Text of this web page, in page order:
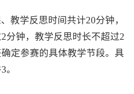
教学反思时间共计20分钟，
分钟，教学反思时长不超过2
定参赛的具体教学节段。具